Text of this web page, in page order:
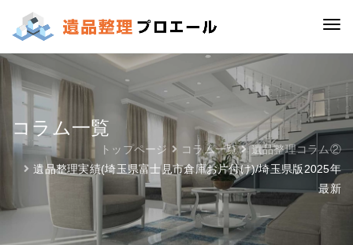
コラム一覧
トップページ コラム一覧
遺品整理コラム②
遺品整理実績(埼玉県富士見市倉庫お片付け)/埼玉県版2025年
最新